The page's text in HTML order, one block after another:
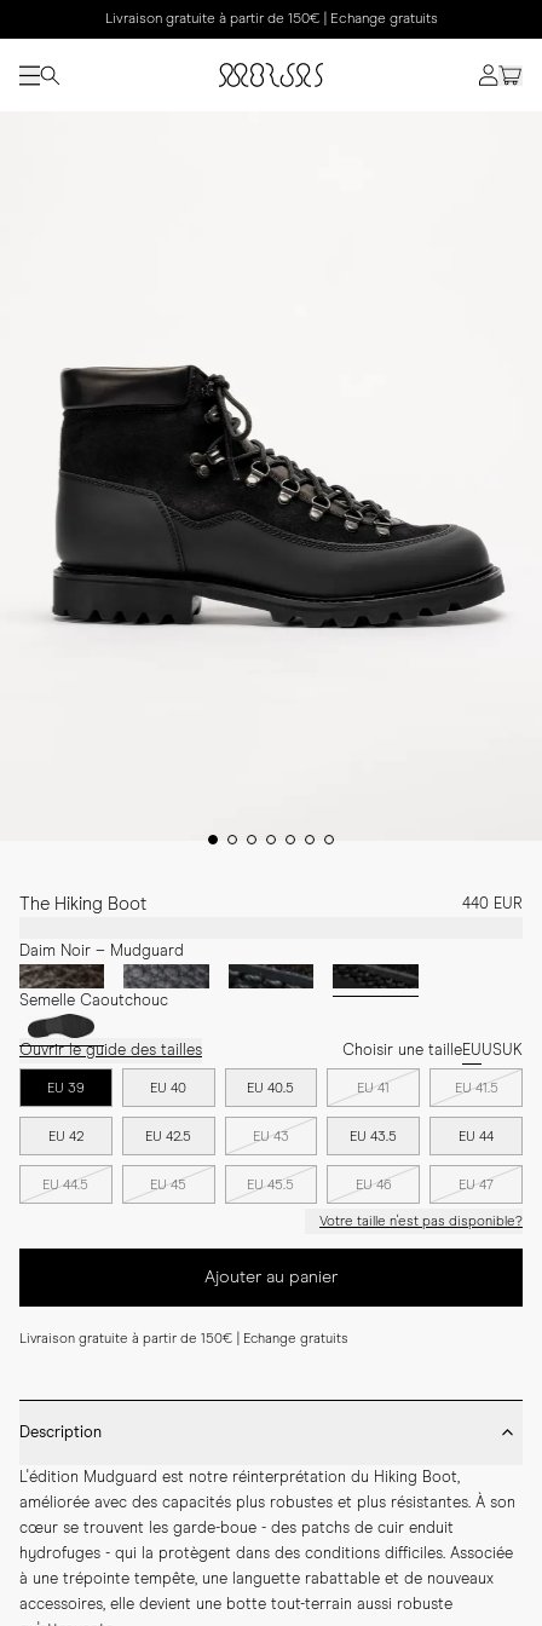
Livraison gratuite à partir de 150€ | Echange gratuits
The Hiking Boot 440 EUR
Daim Noir – Mudguard
Semelle Caoutchouc
Ouvrir le guide des tailles Choisir une tailleEUUSUK
EU 39 EU 40 EU 40.5 EU 41 EU 41.5
EU 42 EU 42.5 EU 43 EU 43.5 EU 44
EU 44.5 EU 45 EU 45.5 EU 46 EU 47
Votre taille n'est pas disponible?
Ajouter au panier
Livraison gratuite à partir de 150€ | Echange gratuits
Description
L'édition Mudguard est notre réinterprétation du Hiking Boot,
améliorée avec des capacités plus robustes et plus résistantes. À son
cœur se trouvent les garde-boue - des patchs de cuir enduit
hydrofuges - qui la protègent dans des conditions difficiles. Associée
à une trépointe tempête, une languette rabattable et de nouveaux
accessoires, elle devient une botte tout-terrain aussi robuste